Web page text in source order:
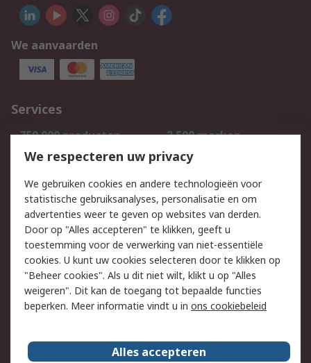
We aanvaarden
Services
750.000 producten
2.500 merken
Bestellen
Inkoopoplossingen
Track & Trace
Wettelijk
Cookiebeleid
Email veiligheid
Privacybeleid
Websitevoorwaarden
Algemene
verkoopvoorwaarden
Over RS
We respecteren uw privacy
We gebruiken cookies en andere technologieën voor
statistische gebruiksanalyses, personalisatie en om
advertenties weer te geven op websites van derden.
Door op "Alles accepteren" te klikken, geeft u
toestemming voor de verwerking van niet-essentiële
cookies. U kunt uw cookies selecteren door te klikken op
"Beheer cookies". Als u dit niet wilt, klikt u op "Alles
weigeren". Dit kan de toegang tot bepaalde functies
beperken. Meer informatie vindt u in ons cookiebeleid
Alles accepteren